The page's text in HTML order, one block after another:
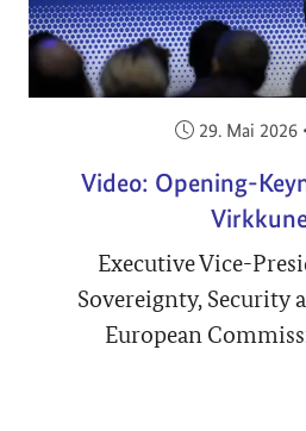
29. Mai 2026
Video: Opening-
Executive Vice-
Sovereignty, Security
European